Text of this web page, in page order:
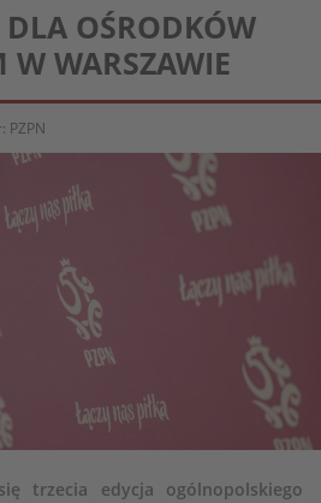
OŚRODKÓW
W WARSZAWIE
PZPN
trzecia edycja ogólnopolskiego